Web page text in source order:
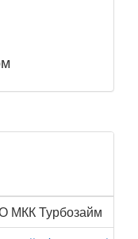
МКК Турбозайм